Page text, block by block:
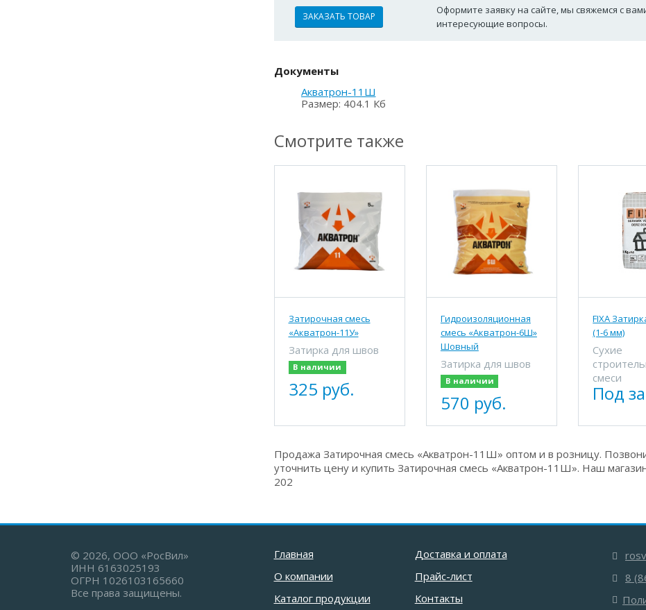
ЗАКАЗАТЬ ТОВАР
Оформите заявку на сайте, мы свяжемся с
интересующие вопросы.
Документы
Акватрон-11Ш
Размер: 404.1 Кб
Смотрите также
Затирочная смесь
«Акватрон-11У»
Затирка для швов
В наличии
325 руб.
Гидроизоляционная
смесь «Акватрон-6Ш»
Шовный
Затирка для швов
В наличии
570 руб.
FIXA
(1-6 мм)
Сухие
смеси
Под
Продажа Затирочная смесь «Акватрон-11Ш» оптом и в розницу.
уточнить цену и купить Затирочная смесь «Акватрон-11Ш». Наш
202
© 2026, ООО «РосВил»
ИНН 6163025193
ОГРН 1026103165660
Все права защищены.
Главная
О компании
Каталог продукции
Доставка и оплата
Прайс-лист
Контакты
8